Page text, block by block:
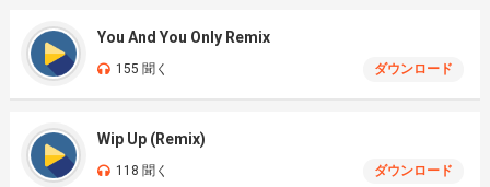
You And You Only Remix
155 聞く ダウンロード
Wip Up (Remix)
118 聞く ダウンロード